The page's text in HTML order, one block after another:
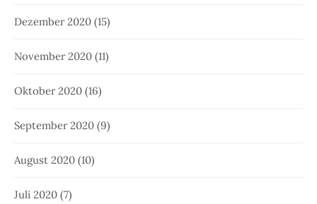
Dezember 2020 (15)
November 2020 (11)
Oktober 2020 (16)
September 2020 (9)
August 2020 (10)
Juli 2020 (7)